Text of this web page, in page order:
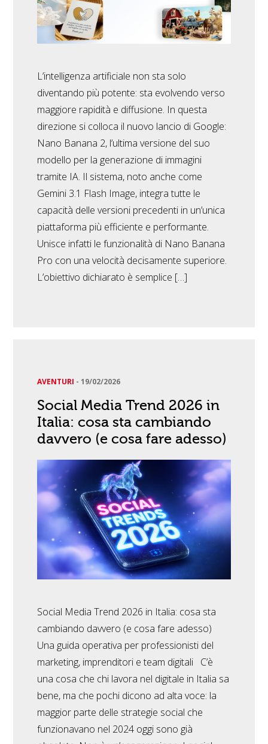
L’intelligenza artificiale non sta solo
diventando più potente: sta evolvendo verso
maggiore rapidità e diffusione. In questa
direzione si colloca il nuovo lancio di Google:
Nano Banana 2, l’ultima versione del suo
modello per la generazione di immagini
tramite IA. Il sistema, noto anche come
Gemini 3.1 Flash Image, integra tutte le
capacità delle versioni precedenti in un’unica
piattaforma più efficiente e performante.
Unisce infatti le funzionalità di Nano Banana
Pro con una velocità decisamente superiore.
L’obiettivo dichiarato è semplice […]
AVENTURI -19/02/2026
Social Media Trend 2026 in
Italia: cosa sta cambiando
davvero (e cosa fare adesso)
Social Media Trend 2026 in Italia: cosa sta
cambiando davvero (e cosa fare adesso)
Una guida operativa per professionisti del
marketing, imprenditori e team digitali C’è
una cosa che chi lavora nel digitale in Italia sa
bene, ma che pochi dicono ad alta voce: la
maggior parte delle strategie social che
funzionavano nel 2024 oggi sono già